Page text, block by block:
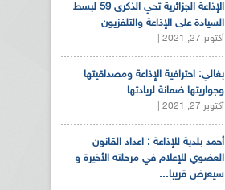
الإذاعة الجزائرية تحي الذكرى 59 لبسط
السيادة على الإذاعة والتلفزيون
أكتوبر 27, 2021 |
بغالي: احترافية الإذاعة ومصداقيتها
وجواريتها ضمانة لريادتها
أكتوبر 27, 2021 |
أحمد بلدية للإذاعة : اعداد القانون
العضوي للإعلام في مرحلته الأخيرة و
سيعرض قريبا...